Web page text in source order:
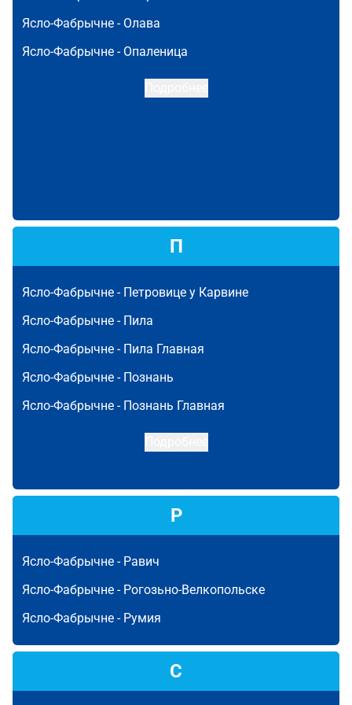
Ясло-Фабрычне - Олава
Ясло-Фабрычне - Опаленица
П
Ясло-Фабрычне - Петровице у Карвине
Ясло-Фабрычне - Пила
Ясло-Фабрычне - Пила Главная
Ясло-Фабрычне - Познань
Ясло-Фабрычне - Познань Главная
Р
Ясло-Фабрычне - Равич
Ясло-Фабрычне - Рогозьно-Велкопольске
Ясло-Фабрычне - Румия
С